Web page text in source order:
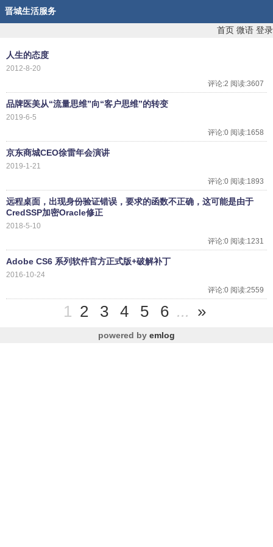
晋城生活服务
首页 微语 登录
人生的态度
2012-8-20
评论:2 阅读:3607
品牌医美从“流量思维”向“客户思维”的转变
2019-6-5
评论:0 阅读:1658
京东商城CEO徐雷年会演讲
2019-1-21
评论:0 阅读:1893
远程桌面，出现身份验证错误，要求的函数不正确，这可能是由于
CredSSP加密Oracle修正
2018-5-10
评论:0 阅读:1231
Adobe CS6 系列软件官方正式版+破解补丁
2016-10-24
评论:0 阅读:2559
1 2 3 4 5 6 ... »
powered by emlog